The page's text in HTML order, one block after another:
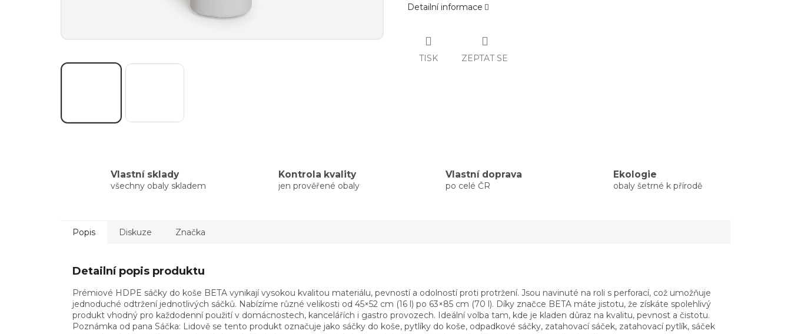
Detailní informace
TISK ZEPTAT SE
Vlastní sklady
všechny obaly skladem
Kontrola kvality
jen prověřené obaly
Vlastní doprava
po celé ČR
Ekologie
obaly šetrné k přírodě
Popis Diskuze Značka
Detailní popis produktu
Prémiové HDPE sáčky do koše BETA vynikají vysokou kvalitou materiálu, pevností a odolností proti protržení. Jsou navinuté na roli s perforací, což umožňuje
jednoduché odtržení jednotlivých sáčků. Nabízíme různé velikosti od 45×52 cm (16 l) po 63×85 cm (70 l). Díky značce BETA máte jistotu, že získáte spolehlivý
produkt vhodný pro každodenní použití v domácnostech, kancelářích i gastro provozech. Ideální volba tam, kde je kladen důraz na kvalitu, pevnost a čistotu.
Poznámka od pana Sáčka: Lidově se tento produkt označuje jako sáčky do koše, pytlíky do koše, odpadkové sáčky, zatahovací sáček, zatahovací pytlík, sáček